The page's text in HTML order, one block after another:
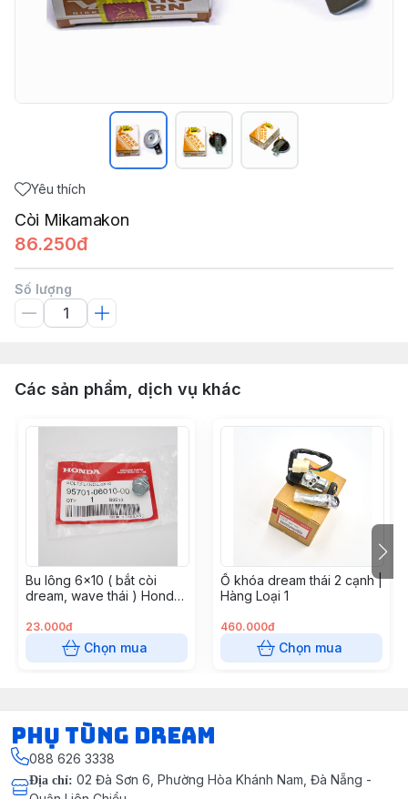
Yêu thích
Còi Mikamakon
86.250đ
Số lượng
Các sản phẩm, dịch vụ khác
Bu lông 6x10 ( bắt còi
dream, wave thái ) Honda
23.000đ
Chọn mua
Ổ khóa dream thái 2 cạnh |
Hàng Loại 1
460.000đ
Chọn mua
Phụ Tùng Dream
088 626 3338
Địa chỉ: 02 Đà Sơn 6, Phường Hòa Khánh Nam, Đà Nẵng -